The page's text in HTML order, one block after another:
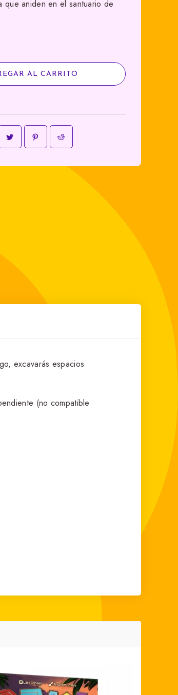
que aniden en el santuario de
AL CARRITO
excavarás espacios
(no compatible